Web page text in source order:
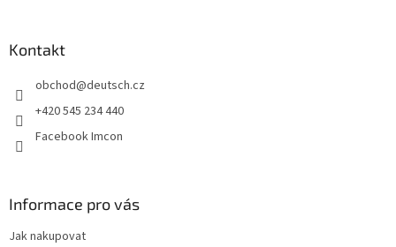
Kontakt
obchod@deutsch.cz
+420 545 234 440
Facebook Imcon
Informace pro vás
Jak nakupovat